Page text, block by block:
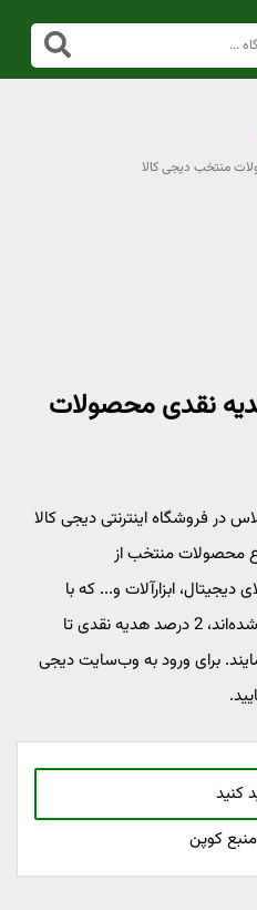
هدیه نقدی محصولات
در فروشگاه اینترنتی دیجی کالا
محصولات منتخب از
ابزارآلات و... که با
نشان لوزی بنفش رنگ مشخص شده‌اند، 2 درصد هدیه نقدی تا
نمایند. برای ورود به وب‌سایت دیجی
کنید
کوپن